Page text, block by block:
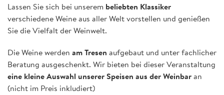
Lassen Sie sich bei unserem beliebten Klassiker
verschiedene Weine aus aller Welt vorstellen und genießen
Sie die Vielfalt der Weinwelt.
Die Weine werden am Tresen aufgebaut und unter fachlicher
Beratung ausgeschenkt. Wir bieten bei dieser Veranstaltung
eine kleine Auswahl unserer Speisen aus der Weinbaran
(nicht im Preis inkludiert)